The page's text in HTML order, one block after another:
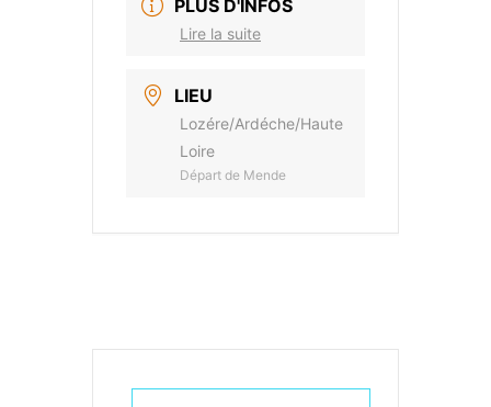
PLUS D'INFOS
Lire la suite
LIEU
Lozére/Ardéche/Haute
Loire
Départ de Mende